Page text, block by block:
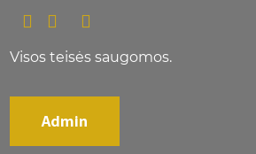
Visos teisės saugomos.
Admin